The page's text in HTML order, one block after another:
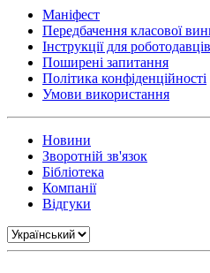
Маніфест
Передбачення класової
Інструкції для роботодавців
Поширені запитання
Політика конфіденційності
Умови використання
Новини
Зворотній зв'язок
Бібліотека
Компанії
Відгуки